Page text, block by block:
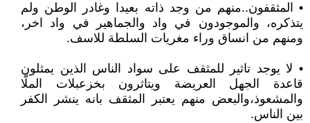
• المثقفون..منهم من وجد ذاته بعيدا وغادر الوطن ولم
يتذكره، والموجودون في واد والجماهير في واد اخر،
ومنهم من انساق وراء مغريات السلطة للاسف.
• لا يوجد تاثير للمثقف على سواد الناس الذين يمثلون
قاعدة الجهل العريضة ويتاثرون بخزعبلات الملّا
والمشعوذ،والبعض منهم يعتبر المثقف بانه ينشر الكفر
بين الناس.